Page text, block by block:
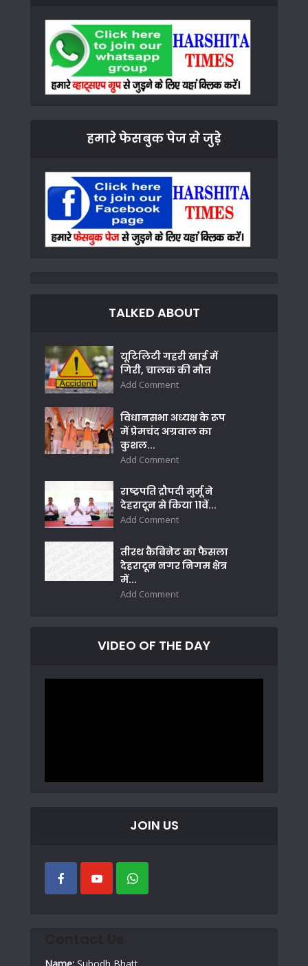
हमारे फेसबुक पेज से जुड़े
TALKED ABOUT
यूटिलिटी गहरी खाई में
गिरी, चालक की मौत
Add Comment
विधानसभा अध्यक्ष के रूप
में प्रेमचंद अग्रवाल का
कुशल...
Add Comment
राष्ट्रपति द्रौपदी मुर्मू ने
देहरादून से किया 11वें...
Add Comment
तीरथ कैबिनेट का फैसला
देहरादून नगर निगम क्षेत्र
में...
Add Comment
VIDEO OF THE DAY
JOIN US